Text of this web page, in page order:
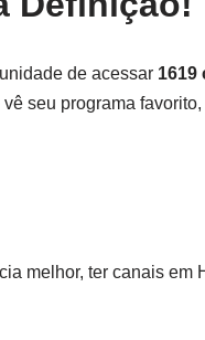
de acessar 1619
seu programa
melhor, ter canais em